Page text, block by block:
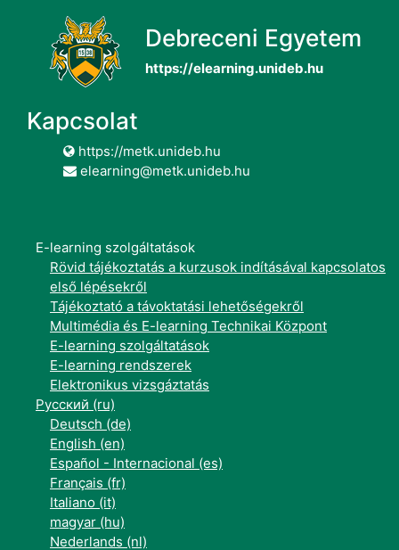
Debreceni Egyetem
https://elearning.unideb.hu
Kapcsolat
https://metk.unideb.hu
elearning@metk.unideb.hu
E-learning szolgáltatások
Rövid tájékoztatás a kurzusok indításával kapcsolatos
első lépésekről
Tájékoztató a távoktatási lehetőségekről
Multimédia és E-learning Technikai Központ
E-learning szolgáltatások
E-learning rendszerek
Elektronikus vizsgáztatás
Русский ‎(ru)‎
Deutsch ‎(de)‎
English ‎(en)‎
Español - Internacional ‎(es)‎
Français ‎(fr)‎
Italiano ‎(it)‎
magyar ‎(hu)‎
Nederlands ‎(nl)‎